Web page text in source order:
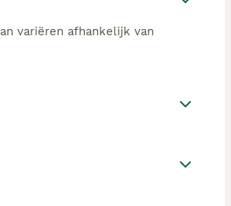
variëren afhankelijk van